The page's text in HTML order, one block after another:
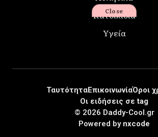
Κατοικίδια
Υγεία
© 2026 Daddy-Cool.gr
ΤαυτότηταΕπικοινωνίαΌροι
Οι ειδήσεις σε tag
Powered by nxcode
Close